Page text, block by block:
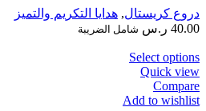
دروع كريستال, هدايا التكريم والتميز
40.00 ر.س شامل الضريبة
Select options
Quick view
Compare
Add to wishlist